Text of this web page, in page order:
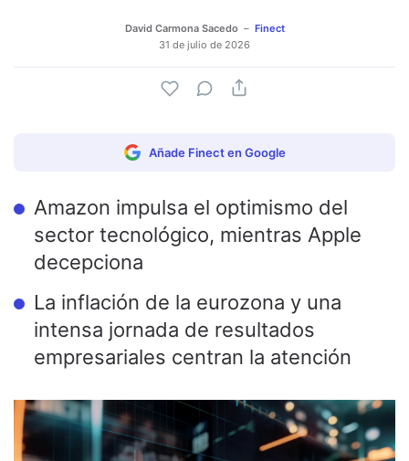
David Carmona Sacedo
Finect
31 de julio de 2026
Añade Finect en Google
Amazon impulsa el optimismo del
sector tecnológico, mientras Apple
decepciona
La inflación de la eurozona y una
intensa jornada de resultados
empresariales centran la atención